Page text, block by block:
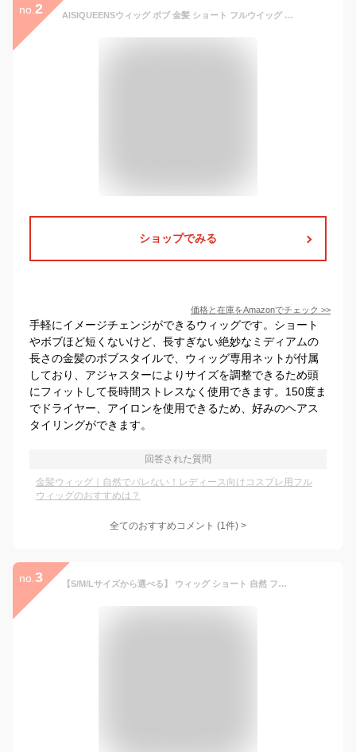
no. 2 AISIQUEENSウィッグ ボブ 金髪 ショート フルウイッグ かつら 女性用 女装 ボブ ぱっつん前髪 レディース カツラ wig 自然 耐熱 普段使い おしゃれ コスプレ 小顔 人気 ファッション 日常 可愛い カラーウィッグ 錦木千束 ネット/櫛付き
ショップでみる
価格と在庫をAmazonでチェック >>
手軽にイメージチェンジができるウィッグです。ショート
やボブほど短くないけど、長すぎない絶妙なミディアムの
長さの金髪のボブスタイルで、ウィッグ専用ネットが付属
しており、アジャスターによりサイズを調整できるため頭
にフィットして長時間ストレスなく使用できます。150度ま
でドライヤー、アイロンを使用できるため、好みのヘアス
タイリングができます。
回答された質問
金髪ウィッグ｜自然でバレない！レディース向けコスプレ用フル
ウィッグのおすすめは？
全てのおすすめコメント (1件) >
no. 3 【S/M/Lサイズから選べる】 ウィッグ ショート 自然 フルウィッグ 女性 レディース メンズ かつら 「ボーイフレンドショート[wg316]」 医療用 金髪 黒髪 茶髪 アッシュ ブラウン ブラック ハイトーン ウイッグ ウィック 安い 男装 コスプレ ベリーショート 大きい 送料無料